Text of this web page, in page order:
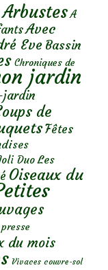
A
Avec
Eve Bassin
Chroniques de
jardin
jardin
de
Fêtes
Duo Les
Oiseaux du
du mois
Vivaces couvre-sol